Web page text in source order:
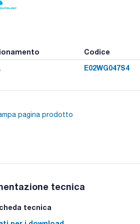
Codice
E02WG047S4
pagina prodotto
tecnica
tecnica